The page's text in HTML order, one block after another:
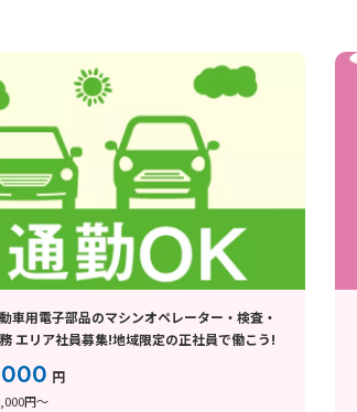
車用電子部品のマシンオペレーター・検査・
メンテナンス業務 エリア社員募集!地域限定の正社員で働こう!
円
円～